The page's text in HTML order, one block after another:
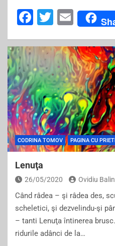
F
c
e
b
o
o
k
T
tt
er
E
m
ai
l
CODRINA TOMOV PAGINA CU
Lenuţa
26/05/2020 Ovidiu
Când râdea – şi râdea des,
scheletici, şi dezvelindu-şi
– tanti Lenuţa întinerea
ridurile adânci de la…